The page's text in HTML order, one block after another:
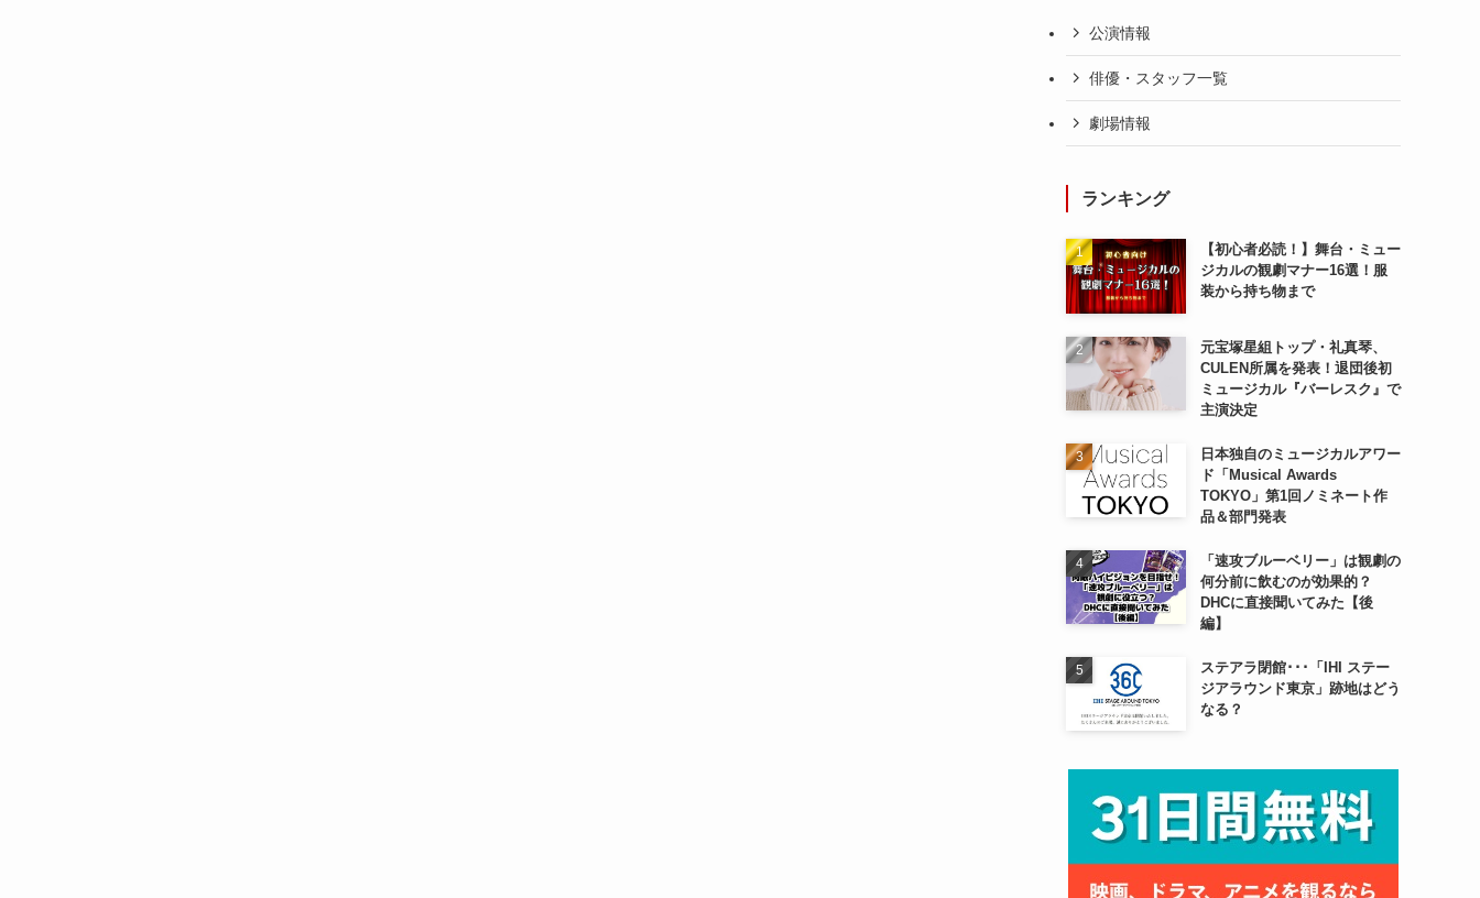
公演情報
俳優・スタッフ一覧
劇場情報
ランキング
【初心者必読！】舞台・ミュー
ジカルの観劇マナー16選！服
装から持ち物まで
元宝塚星組トップ・礼真琴、
CULEN所属を発表！退団後初
ミュージカル『バーレスク』で
主演決定
日本独自のミュージカルアワー
ド「Musical Awards
TOKYO」第1回ノミネート作
品＆部門発表
「速攻ブルーベリー」は観劇の
何分前に飲むのが効果的？
DHCに直接聞いてみた【後
編】
ステアラ閉館･･･「IHI ステー
ジアラウンド東京」跡地はどう
なる？